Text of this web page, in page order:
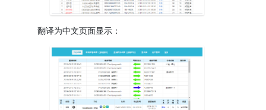
翻译为中文页面显示：